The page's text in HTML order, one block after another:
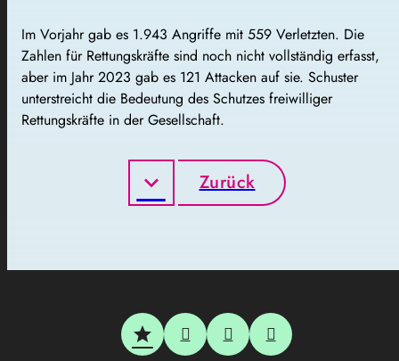
Im Vorjahr gab es 1.943 Angriffe mit 559 Verletzten. Die
Zahlen für Rettungskräfte sind noch nicht vollständig erfasst,
aber im Jahr 2023 gab es 121 Attacken auf sie. Schuster
unterstreicht die Bedeutung des Schutzes freiwilliger
Rettungskräfte in der Gesellschaft.
Zurück